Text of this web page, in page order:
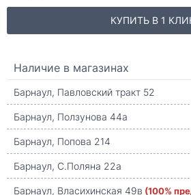
КУПИТЬ В 1
Наличие в магазинах
Барнаул, Павловский тракт 52
Барнаул, Ползунова 44а
Барнаул, Попова 214
Барнаул, С.Поляна 22а
Барнаул, Власихинская 49в (100%